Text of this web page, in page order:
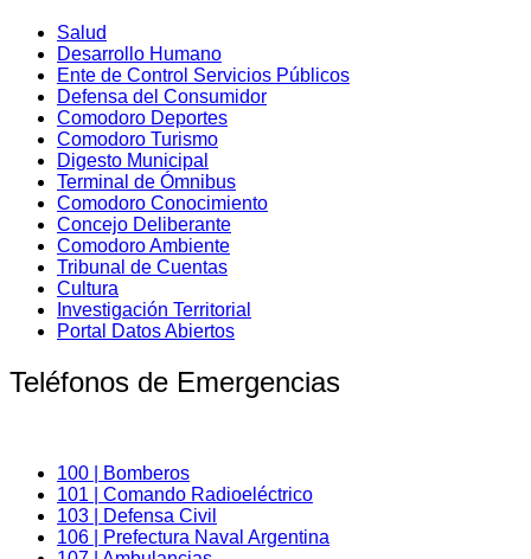
Salud
Desarrollo Humano
Ente de Control Servicios Públicos
Defensa del Consumidor
Comodoro Deportes
Comodoro Turismo
Digesto Municipal
Terminal de Ómnibus
Comodoro Conocimiento
Concejo Deliberante
Comodoro Ambiente
Tribunal de Cuentas
Cultura
Investigación Territorial
Portal Datos Abiertos
Teléfonos de Emergencias
100 | Bomberos
101 | Comando Radioeléctrico
103 | Defensa Civil
106 | Prefectura Naval Argentina